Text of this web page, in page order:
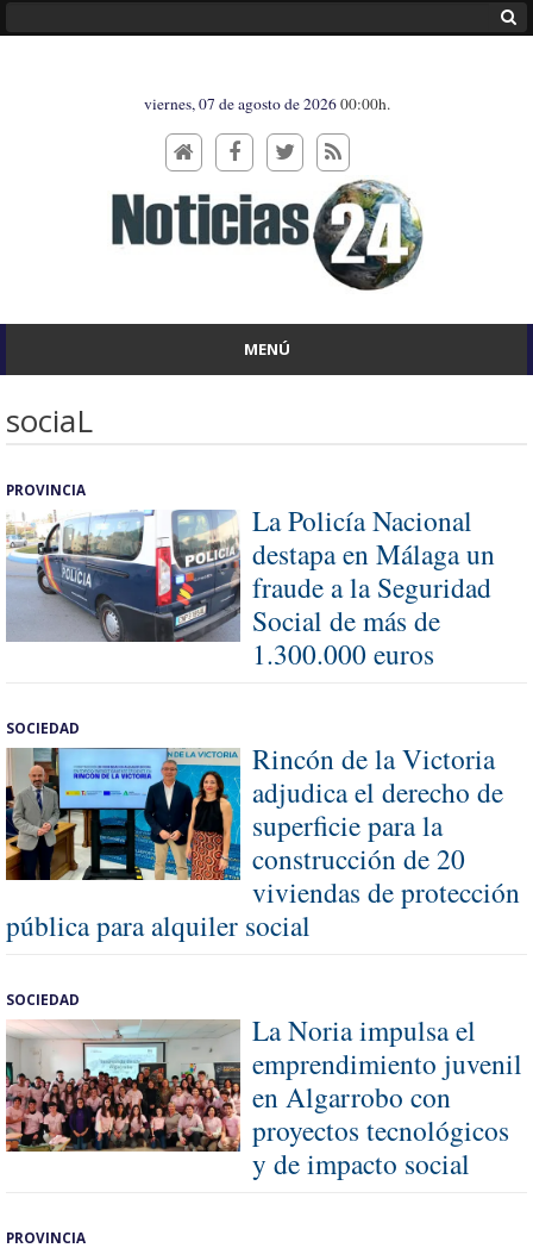
viernes, 07 de agosto de 202600:00h.
MENÚ
sociaL
PROVINCIA
La Policía Nacional
destapa en Málaga un
fraude a la Seguridad
Social de más de
1.300.000 euros
SOCIEDAD
Rincón de la Victoria
adjudica el derecho de
superficie para la
construcción de 20
viviendas de protección
pública para alquiler social
SOCIEDAD
La Noria impulsa el
emprendimiento juvenil
en Algarrobo con
proyectos tecnológicos
y de impacto social
PROVINCIA